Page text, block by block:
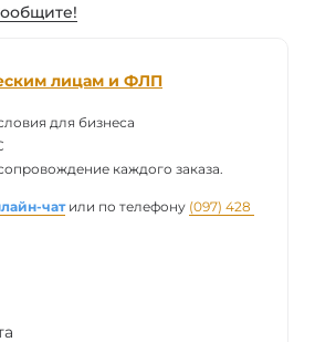
лицам и ФЛП
для бизнеса
каждого заказа.
чатили по телефону (097) 428